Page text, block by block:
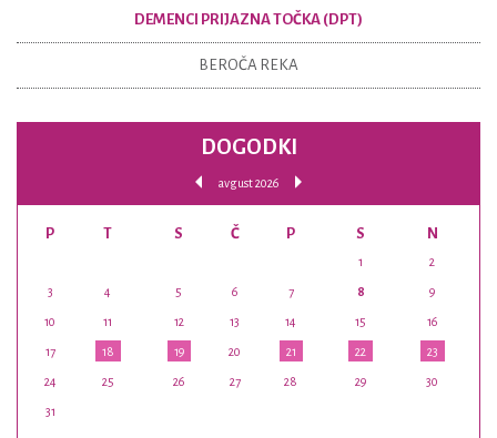
DEMENCI PRIJAZNA TOČKA (DPT)
BEROČA REKA
DOGODKI
avgust 2026
P T S Č P S N
1 2
3 4 5 6 7 8 9
10 11 12 13 14 15 16
17 18 19 20 21 22 23
24 25 26 27 28 29 30
31